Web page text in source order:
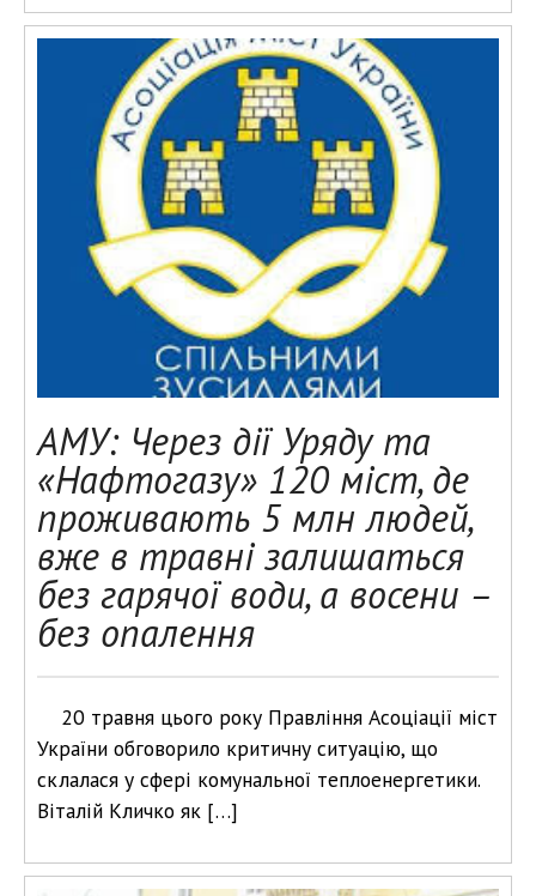
АМУ: Через дії Уряду та
«Нафтогазу» 120 міст, де
проживають 5 млн людей,
вже в травні залишаться
без гарячої води, а восени –
без опалення
20 травня цього року Правління Асоціації міст
України обговорило критичну ситуацію, що
склалася у сфері комунальної теплоенергетики.
Віталій Кличко як […]